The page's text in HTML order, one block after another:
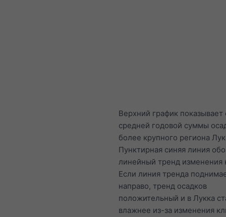
Верхний график показывает
средней годовой суммы
более крупного региона
Пунктирная синяя линия
линейный тренд изменения
Если линия тренда
направо, тренд осадков
положительный и в Лукка
влажнее из-за изменения